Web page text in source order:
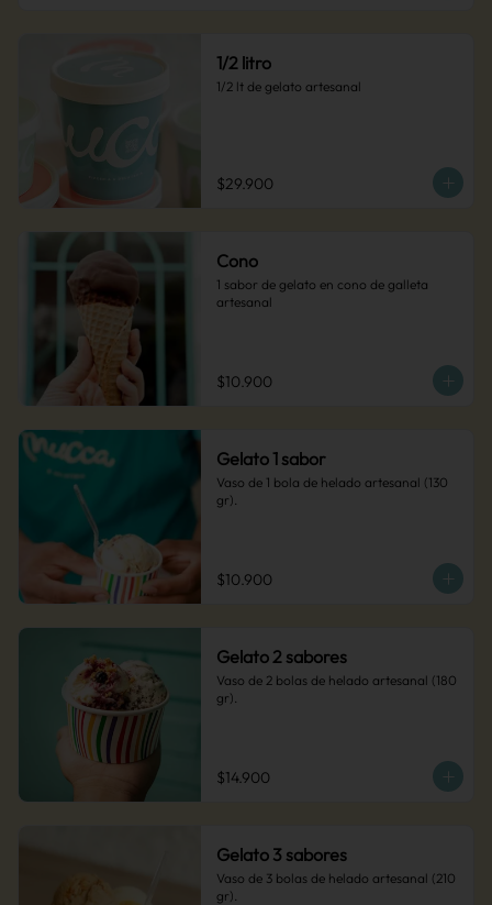
1/2 litro
1/2 lt de gelato artesanal
$29.900
Cono
1 sabor de gelato en cono de galleta
artesanal
$10.900
Gelato 1 sabor
Vaso de 1 bola de helado artesanal (130
gr).
$10.900
Gelato 2 sabores
Vaso de 2 bolas de helado artesanal (180
gr).
$14.900
Gelato 3 sabores
Vaso de 3 bolas de helado artesanal (210
gr).